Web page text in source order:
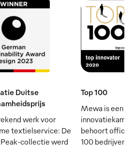
Duitse
werk voor
textielservice: De
collectie werd
Top 100
Mewa is een
behoort
100 bedrijven